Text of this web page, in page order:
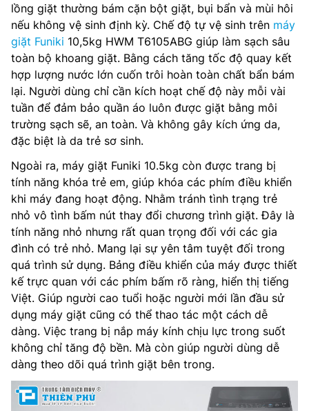
lồng giặt thường bám cặn bột giặt, bụi bẩn và mùi hôi
nếu không vệ sinh định kỳ. Chế độ tự vệ sinh trên máy
giặt Funiki 10,5kg HWM T6105ABG giúp làm sạch sâu
toàn bộ khoang giặt. Bằng cách tăng tốc độ quay kết
hợp lượng nước lớn cuốn trôi hoàn toàn chất bẩn bám
lại. Người dùng chỉ cần kích hoạt chế độ này mỗi vài
tuần để đảm bảo quần áo luôn được giặt bằng môi
trường sạch sẽ, an toàn. Và không gây kích ứng da,
đặc biệt là da trẻ sơ sinh.
Ngoài ra, máy giặt Funiki 10.5kg còn được trang bị
tính năng khóa trẻ em, giúp khóa các phím điều khiển
khi máy đang hoạt động. Nhằm tránh tình trạng trẻ
nhỏ vô tình bấm nút thay đổi chương trình giặt. Đây là
tính năng nhỏ nhưng rất quan trọng đối với các gia
đình có trẻ nhỏ. Mang lại sự yên tâm tuyệt đối trong
quá trình sử dụng. Bảng điều khiển của máy được thiết
kế trực quan với các phím bấm rõ ràng, hiển thị tiếng
Việt. Giúp người cao tuổi hoặc người mới lần đầu sử
dụng máy giặt cũng có thể thao tác một cách dễ
dàng. Việc trang bị nắp máy kính chịu lực trong suốt
không chỉ tăng độ bền. Mà còn giúp người dùng dễ
dàng theo dõi quá trình giặt bên trong.